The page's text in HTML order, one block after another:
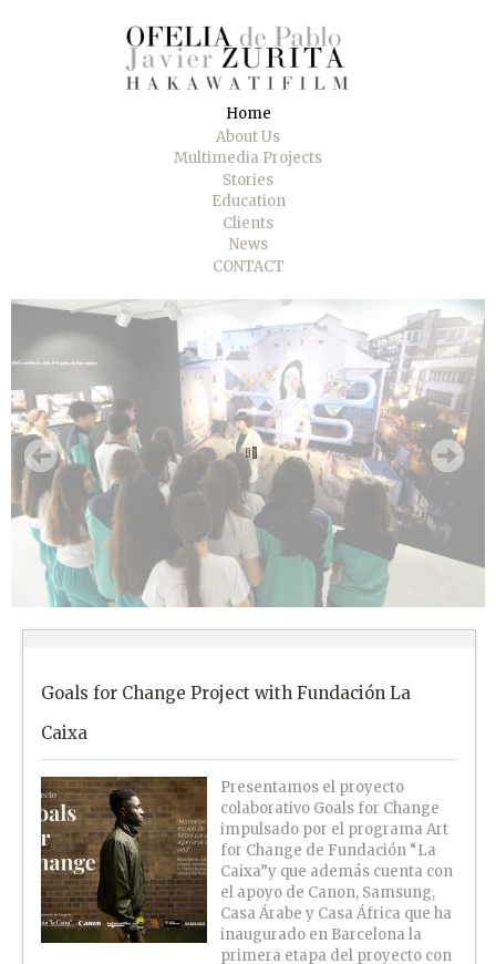
Home
About Us
Multimedia Projects
Stories
Education
Clients
News
CONTACT
Goals for Change Project with Fundación La
Caixa
Presentamos el proyecto
colaborativo Goals for Change
impulsado por el programa Art
for Change de Fundación “La
Caixa”y que además cuenta con
el apoyo de Canon, Samsung,
Casa Árabe y Casa África que ha
inaugurado en Barcelona la
primera etapa del proyecto con